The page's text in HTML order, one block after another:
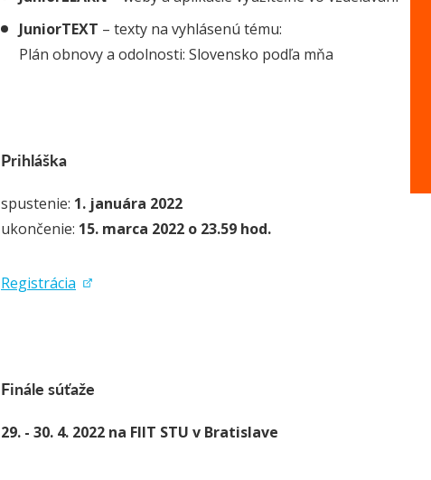
JuniorTEXT – texty na vyhlásenú tému:
Plán obnovy a odolnosti: Slovensko podľa mňa
Prihláška
spustenie: 1. januára 2022
ukončenie: 15. marca 2022 o 23.59 hod.
Registrácia
Finále súťaže
29. - 30. 4. 2022 na FIIT STU v Bratislave